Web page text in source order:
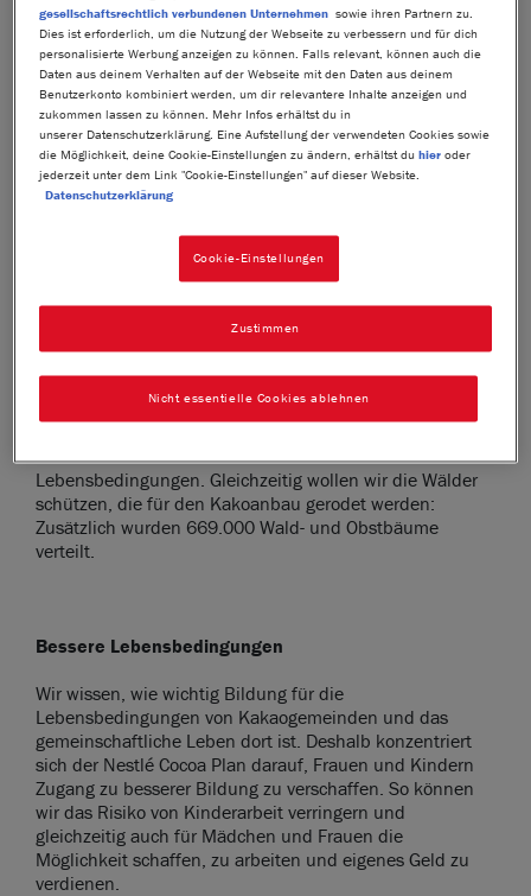
Schokoladen versorgen. KitKat ist ein stolzes Mitglied
dieses Programms. Bessere Schokolade bedeutet ein
besseres Leben für alle! Und um dies zu erreichen,
umfasst der Nestlé Cocoa Plan 3 Säulen: bessere
Landwirtschaft, bessere Lebensbedingungen und
besserer Kakao.
Der Nestlé Cocoa Plan stellt allen Kakaobauern Mittel zu
Verfügung und unterstützt sie mit Schulungen, damit sie
ihre Ernteerträge verbessern können. Seit Beginn des
Nestlé Cocoa Plans haben 124.000 Bauern Zugang zu
außerdem 16 Millionen Kakaobaum-Setzlinge aus
eigenen Baumschulen verteilt, um alte Pflanzen zu
Dadurch verbessert sich ihr Einkommen sowie ihre
Lebensbedingungen. Gleichzeitig wollen wir die Wälder
schützen, die für den Kakoanbau gerodet werden:
Zusätzlich wurden 669.000 Wald- und Obstbäume
verteilt.
Bessere Lebensbedingungen
Wir wissen, wie wichtig Bildung für die
Lebensbedingungen von Kakaogemeinden und das
gemeinschaftliche Leben dort ist. Deshalb konzentriert
sich der Nestlé Cocoa Plan darauf, Frauen und Kindern
Zugang zu besserer Bildung zu verschaffen. So können
wir das Risiko von Kinderarbeit verringern und
gleichzeitig auch für Mädchen und Frauen die
Möglichkeit schaffen, zu arbeiten und eigenes Geld zu
verdienen.
gesellschaftsrechtlich verbundenen Unternehmen sowie ihren Partnern zu.
Dies ist erforderlich, um die Nutzung der Webseite zu verbessern und für dich
personalisierte Werbung anzeigen zu können. Falls relevant, können auch die
Daten aus deinem Verhalten auf der Webseite mit den Daten aus deinem
Benutzerkonto kombiniert werden, um dir relevantere Inhalte anzeigen und
zukommen lassen zu können. Mehr Infos erhältst du in
unserer Datenschutzerklärung. Eine Aufstellung der verwendeten Cookies sowie
die Möglichkeit, deine Cookie-Einstellungen zu ändern, erhältst duhier oder
jederzeit unter dem Link "Cookie-Einstellungen" auf dieser Website.
Datenschutzerklärung
Cookie-Einstellungen
Nicht essentielle Cookies ablehnen
Zustimmen